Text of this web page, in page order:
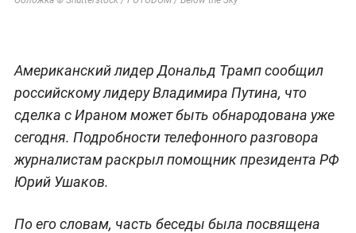
Американский лидер Дональд Трамп сообщил
российскому лидеру Владимира Путина, что
сделка с Ираном может быть обнародована уже
сегодня. Подробности телефонного разговора
журналистам раскрыл помощник президента РФ
Юрий Ушаков.
По его словам, часть беседы была посвящена